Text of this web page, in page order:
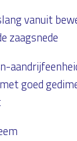
vanuit
zaagsnede
goed